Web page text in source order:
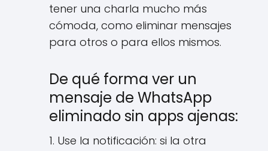
tener una charla mucho más
cómoda, como eliminar mensajes
para otros o para ellos mismos.
De qué forma ver un
mensaje de WhatsApp
eliminado sin apps ajenas:
1. Use la notificación: si la otra